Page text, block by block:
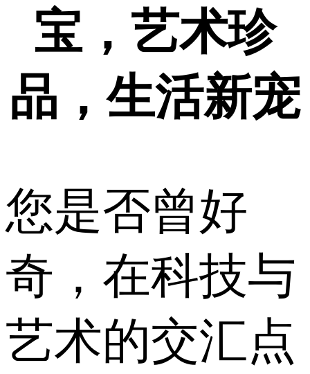
宝，艺术珍
品，生活新宠
您是否曾好
奇，在科技与
艺术的交汇点